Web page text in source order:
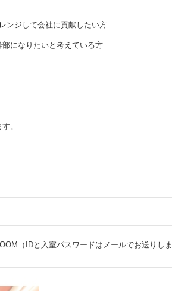
ンジして会社に貢献したい方
になりたいと考えている方
。
（IDと入室パスワードはメールでお送りし